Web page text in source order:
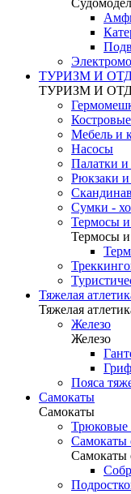
ТУРИЗМ И
ТУРИЗМ И
Мебель и
Насосы
Палатки и
Рюкзаки
Сумки -
Термосы и
Термосы и
Тяжелая
Тяжелая
Железо
Железо
Пояса
Самокаты
Самокаты
Трюковые
Самокаты
Самокаты